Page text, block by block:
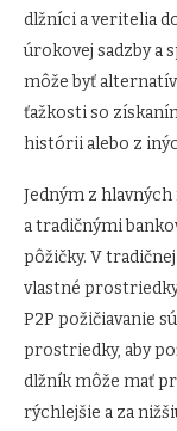
dlžníci a veritelia
úrokovej sadzby a
môže byť
ťažkosti so
histórii alebo z
Jedným z
a tradičnými
pôžičky. V
vlastné
P2P požičiavanie
prostriedky, aby
dlžník môže mať
rýchlejšie a za